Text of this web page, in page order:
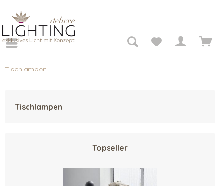
Tischlampen
Tischlampen
Topseller